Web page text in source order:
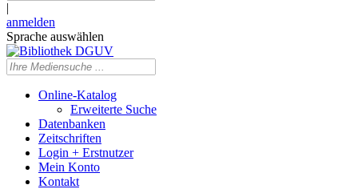
|
anmelden
Sprache auswählen
Online-Katalog
Erweiterte Suche
Datenbanken
Zeitschriften
Login + Erstnutzer
Mein Konto
Kontakt